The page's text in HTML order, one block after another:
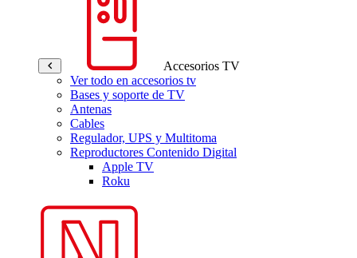
Accesorios TV
Ver todo en accesorios tv
Bases y soporte de TV
Antenas
Cables
Regulador, UPS y Multitoma
Reproductores Contenido Digital
Apple TV
Roku